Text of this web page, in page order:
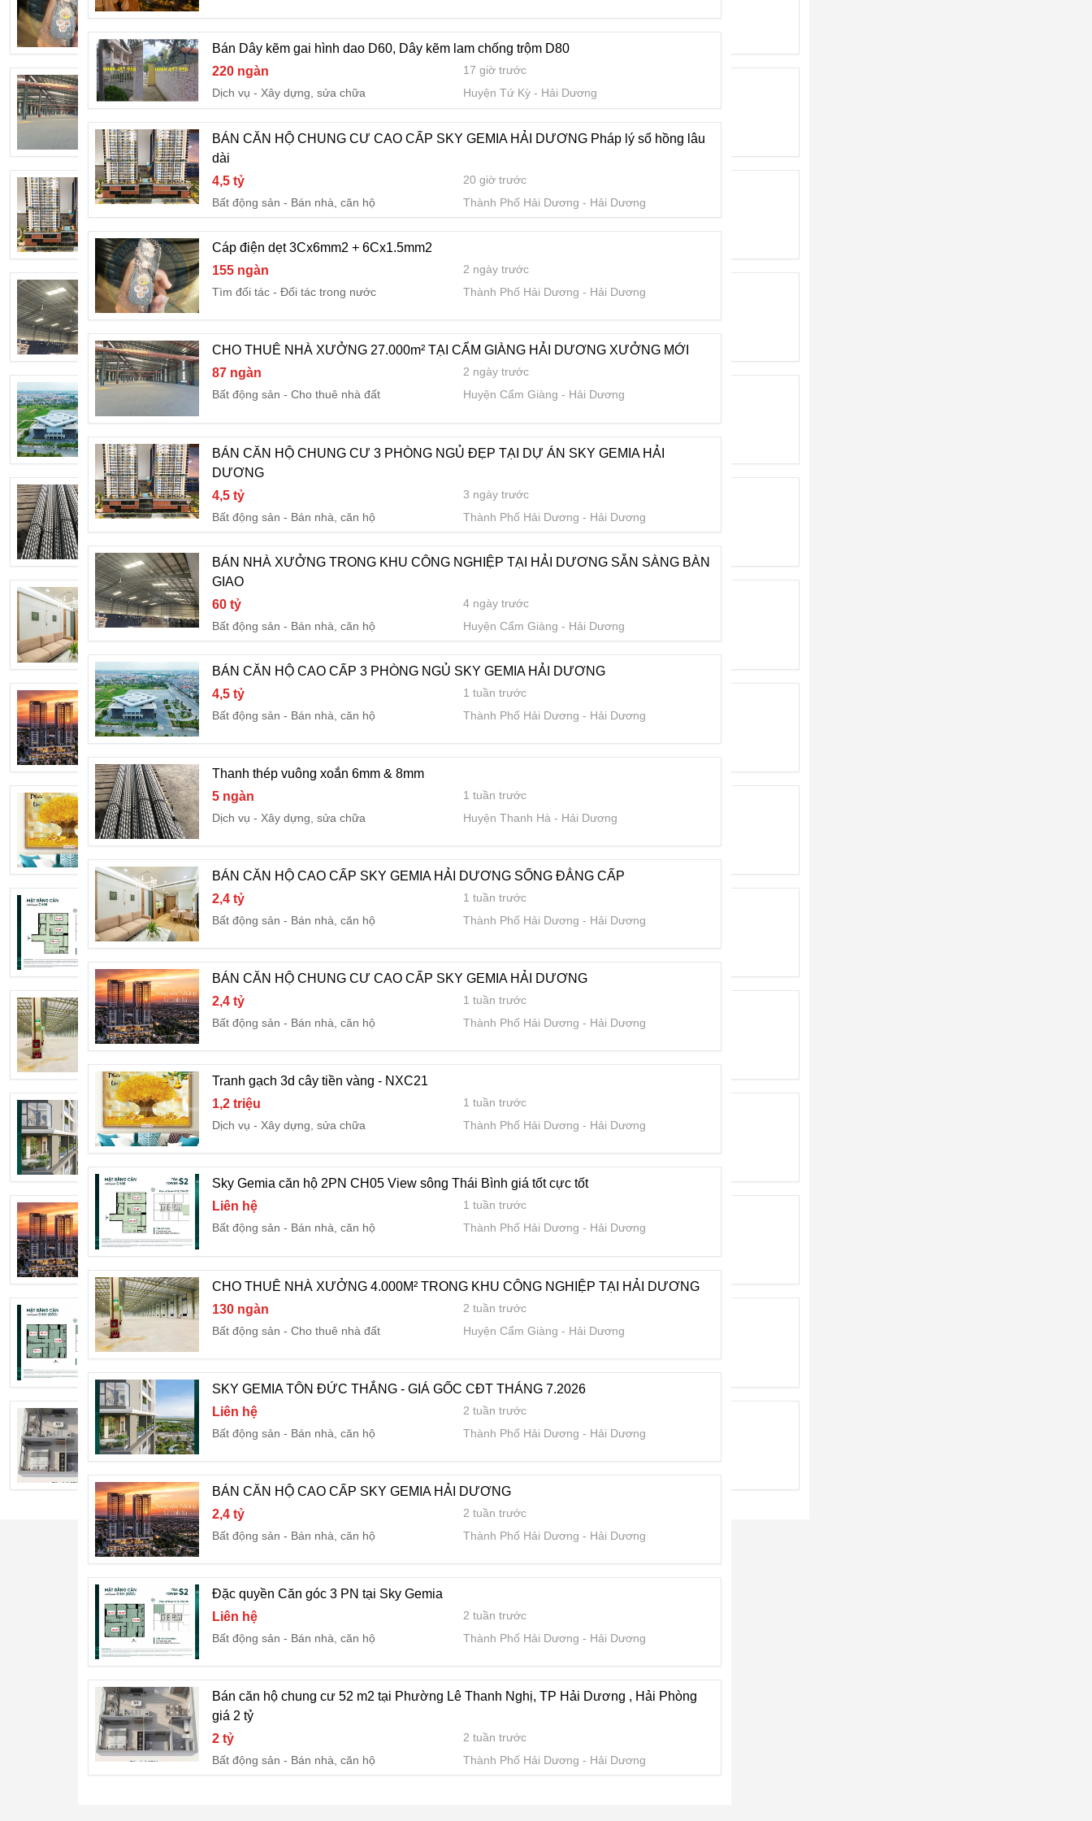
CHO THUÊ NHÀ XƯỞNG 27.000m² TẠI CẨM GIÀNG HẢI DƯƠNG XƯỞNG MỚI
87 ngàn
2 ngày trước
Bất động sản
BÁN CĂN HỘ CHUNG CƯ 3 PHÒNG NGỦ ĐẸP TẠI DỰ ÁN SKY GEMIA HẢI DƯƠNG
4,5 tỷ
3 ngày trước
Bất động sản
Bán nhà, căn hộ Thành Phố Hải Dương Hải Dương
BÁN NHÀ XƯỞNG TRONG KHU CÔNG NGHIỆP TẠI HẢI DƯƠNG SẴN SÀNG BÀN GIAO
Bất động sản
Bán nhà, căn hộ Huyện Cẩm Giàng Hải Dương
BÁN CĂN HỘ CAO CẤP 3 PHÒNG NGỦ SKY GEMIA HẢI DƯƠNG
Bất động sản
Bán nhà, căn hộ Thành Phố Hải Dương Hải Dương
Thanh thép vuông xoắn 6mm & 8mm
5 ngàn
1 tuần trước
BÁN CĂN HỘ CAO CẤP SKY GEMIA HẢI DƯƠNG SỐNG ĐẲNG CẤP
2,4 tỷ
Bất động sản
Bán nhà, căn hộ Thành Phố Hải Dương Hải Dương
BÁN CĂN HỘ CHUNG CƯ CAO CẤP SKY GEMIA HẢI DƯƠNG
2,4 tỷ
1 tuần trước
Bất động sản
Bán nhà, căn hộ Thành Phố Hải Dương Hải Dương
Tranh gạch 3d cây tiền vàng - NXC21
1,2 triệu
1 tuần trước
Dịch vụ
Xây dựng, sửa chữa Thành Phố Hải Dương Hải Dương
Sky Gemia căn hộ 2PN CH05 View sông Thái Bình giá tốt cực tốt
Liên hệ
1 tuần trước
Bất động sản
Bán nhà, căn hộ Thành Phố Hải Dương Hải Dương
CHO THUÊ NHÀ XƯỞNG 4.000M² TRONG KHU CÔNG NGHIỆP TẠI HẢI DƯƠNG
130 ngàn
2 tuần trước
Bất động sản
Cho thuê nhà đất Huyện Cẩm Giàng Hải Dương
SKY GEMIA TÔN ĐỨC THẮNG - GIÁ GỐC CĐT THÁNG 7.2026
Liên hệ
2 tuần trước
Bất động sản
Bán nhà, căn hộ Thành Phố Hải Dương Hải Dương
BÁN CĂN HỘ CAO CẤP SKY GEMIA HẢI DƯƠNG
2,4 tỷ
2 tuần trước
Bất động sản
Bán nhà, căn hộ Thành Phố Hải Dương Hải Dương
Đặc quyền Căn góc 3 PN tại Sky Gemia
Liên hệ
2 tuần trước
Bất động sản
Bán nhà, căn hộ Thành Phố Hải Dương Hải Dương
Bán căn hộ chung cư 52 m2 tại Phường Lê Thanh Nghị, TP Hải Dương , Hải Phòng giá 2 tỷ
2 tỷ
2 tuần trước
Bất động sản
Bán nhà, căn hộ Thành Phố Hải Dương Hải Dương
Bán Dây kẽm gai hình dao D60, Dây kẽm lam chống trộm D80
220 ngàn
17 giờ trước
Dịch vụ
Xây dựng, sửa chữa Huyện Tứ Kỳ Hải Dương
BÁN CĂN HỘ CHUNG CƯ CAO CẤP SKY GEMIA HẢI DƯƠNG Pháp lý sổ hồng lâu
dài
4,5 tỷ
20 giờ trước
Bất động sản
Bán nhà, căn hộ Thành Phố Hải Dương Hải Dương
Cáp điện dẹt 3Cx6mm2 + 6Cx1.5mm2
155 ngàn
2 ngày trước
Tìm đối tác
Đối tác trong nước Thành Phố Hải Dương Hải Dương
CHO THUÊ NHÀ XƯỞNG 27.000m² TẠI CẨM GIÀNG HẢI DƯƠNG XƯỞNG MỚI
87 ngàn
2 ngày trước
Bất động sản
Cho thuê nhà đất Huyện Cẩm Giàng Hải Dương
BÁN CĂN HỘ CHUNG CƯ 3 PHÒNG NGỦ ĐẸP TẠI DỰ ÁN SKY GEMIA HẢI
DƯƠNG
4,5 tỷ
3 ngày trước
Bất động sản
Bán nhà, căn hộ Thành Phố Hải Dương Hải Dương
BÁN NHÀ XƯỞNG TRONG KHU CÔNG NGHIỆP TẠI HẢI DƯƠNG SẴN SÀNG BÀN
GIAO
60 tỷ
4 ngày trước
Bất động sản
Bán nhà, căn hộ Huyện Cẩm Giàng Hải Dương
BÁN CĂN HỘ CAO CẤP 3 PHÒNG NGỦ SKY GEMIA HẢI DƯƠNG
4,5 tỷ
1 tuần trước
Bất động sản
Bán nhà, căn hộ Thành Phố Hải Dương Hải Dương
Thanh thép vuông xoắn 6mm & 8mm
5 ngàn
1 tuần trước
Dịch vụ
Xây dựng, sửa chữa Huyện Thanh Hà Hải Dương
BÁN CĂN HỘ CAO CẤP SKY GEMIA HẢI DƯƠNG SỐNG ĐẲNG CẤP
2,4 tỷ
1 tuần trước
Bất động sản
Bán nhà, căn hộ Thành Phố Hải Dương Hải Dương
BÁN CĂN HỘ CHUNG CƯ CAO CẤP SKY GEMIA HẢI DƯƠNG
2,4 tỷ
1 tuần trước
Bất động sản
Bán nhà, căn hộ Thành Phố Hải Dương Hải Dương
Tranh gạch 3d cây tiền vàng - NXC21
1,2 triệu
1 tuần trước
Dịch vụ
Xây dựng, sửa chữa Thành Phố Hải Dương Hải Dương
Sky Gemia căn hộ 2PN CH05 View sông Thái Bình giá tốt cực tốt
Liên hệ
1 tuần trước
Bất động sản
Bán nhà, căn hộ Thành Phố Hải Dương Hải Dương
CHO THUÊ NHÀ XƯỞNG 4.000M² TRONG KHU CÔNG NGHIỆP TẠI HẢI DƯƠNG
130 ngàn
2 tuần trước
Bất động sản
Cho thuê nhà đất Huyện Cẩm Giàng Hải Dương
SKY GEMIA TÔN ĐỨC THẮNG - GIÁ GỐC CĐT THÁNG 7.2026
Liên hệ
2 tuần trước
Bất động sản
Bán nhà, căn hộ Thành Phố Hải Dương Hải Dương
BÁN CĂN HỘ CAO CẤP SKY GEMIA HẢI DƯƠNG
2,4 tỷ
2 tuần trước
Bất động sản
Bán nhà, căn hộ Thành Phố Hải Dương Hải Dương
Đặc quyền Căn góc 3 PN tại Sky Gemia
Liên hệ
2 tuần trước
Bất động sản
Bán nhà, căn hộ Thành Phố Hải Dương Hải Dương
Bán căn hộ chung cư 52 m2 tại Phường Lê Thanh Nghị, TP Hải Dương , Hải Phòng
giá 2 tỷ
2 tỷ
2 tuần trước
Bất động sản
Bán nhà, căn hộ Thành Phố Hải Dương Hải Dương